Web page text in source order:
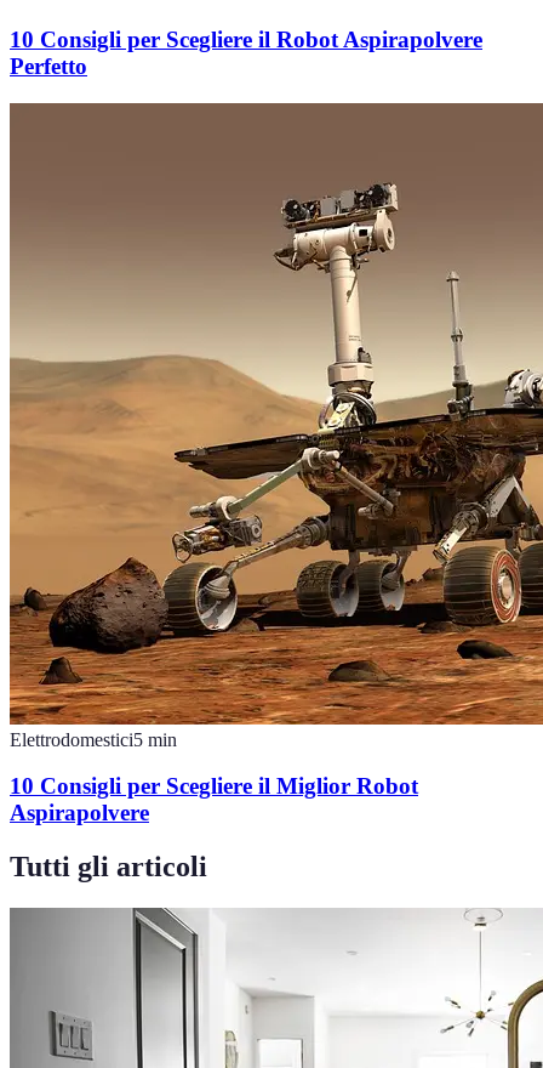
10 Consigli per Scegliere il Robot Aspirapolvere
Perfetto
Elettrodomestici5 min
10 Consigli per Scegliere il Miglior Robot
Aspirapolvere
Tutti gli articoli